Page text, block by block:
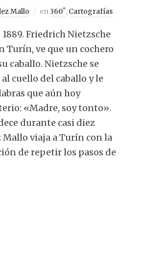
Mallo en360˚, Cartografías
Friedrich Nietzsche
Turín, ve que un cochero
caballo. Nietzsche se
al cuello del caballo y le
que aún hoy
«Madre, soy tonto».
durante casi diez
Mallo viaja a Turín con la
de repetir los pasos de